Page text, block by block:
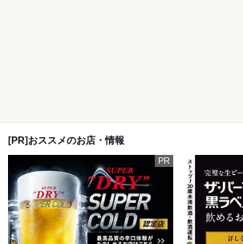
[PR]おススメのお店・情報
PR